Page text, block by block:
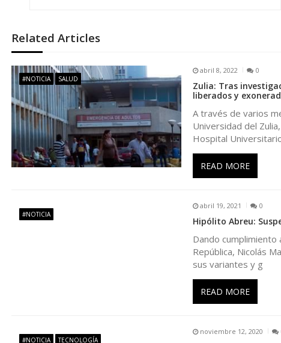
e
g
a
c
i
n
Related Articles
#NOTICIA SALUD
abril 8, 2022 0
Zulia: Tras
liberados y
A través de varios
Universidad del
Hospital
READ MORE
#NOTICIA
abril 19, 2021 0
Hipólito Abreu:
Dando
República, Nicolás
sus variantes y g
READ MORE
#NOTICIA TECNOLOGÍA
noviembre 12, 2020